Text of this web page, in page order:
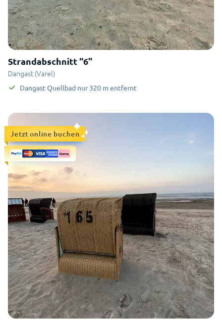
Strandabschnitt “6"
Dangast (Varel)
Dangast Quellbad nur 320 m entfernt
Jetzt online buchen